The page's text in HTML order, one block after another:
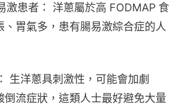
激患者： 洋蔥屬於高 FODMAP 食
、胃氣多，患有腸易激綜合症的人
生洋蔥具刺激性，可能會加劇
倒流症狀，這類人士最好避免大量